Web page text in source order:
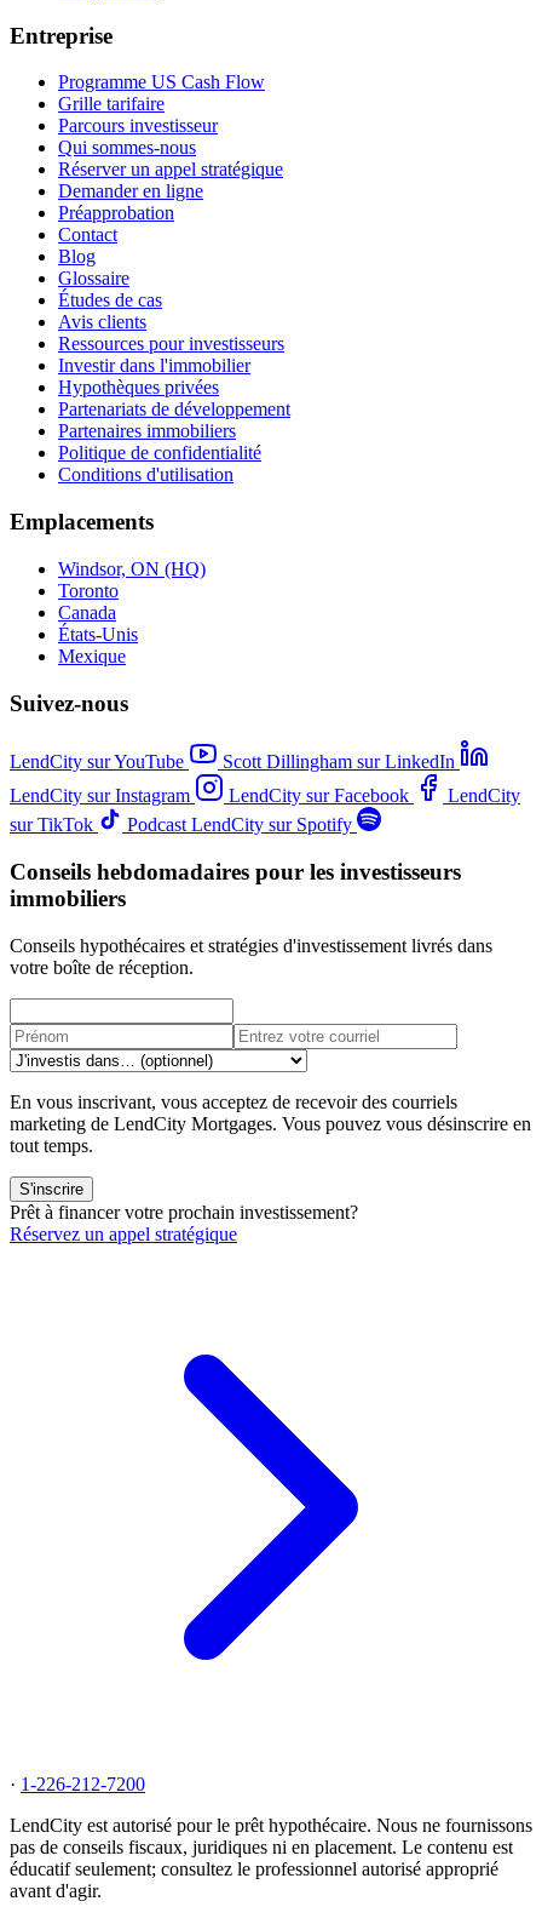
Entreprise
Programme US Cash Flow
Grille tarifaire
Parcours investisseur
Qui sommes-nous
Réserver un appel stratégique
Demander en ligne
Préapprobation
Contact
Blog
Glossaire
Études de cas
Avis clients
Ressources pour investisseurs
Investir dans l'immobilier
Hypothèques privées
Partenariats de développement
Partenaires immobiliers
Politique de confidentialité
Conditions d'utilisation
Emplacements
Windsor, ON (HQ)
Toronto
Canada
États-Unis
Mexique
Suivez-nous
LendCity sur YouTube
Scott Dillingham sur LinkedIn
LendCity sur Instagram
LendCity sur Facebook
LendCity
sur TikTok
Podcast LendCity sur Spotify
Conseils hebdomadaires pour les investisseurs
immobiliers
Conseils hypothécaires et stratégies d'investissement livrés dans
votre boîte de réception.
En vous inscrivant, vous acceptez de recevoir des courriels
marketing de LendCity Mortgages. Vous pouvez vous désinscrire en
tout temps.
S'inscrire
Prêt à financer votre prochain investissement?
Réservez un appel stratégique
· 1-226-212-7200
LendCity est autorisé pour le prêt hypothécaire. Nous ne fournissons
pas de conseils fiscaux, juridiques ni en placement. Le contenu est
éducatif seulement; consultez le professionnel autorisé approprié
avant d'agir.